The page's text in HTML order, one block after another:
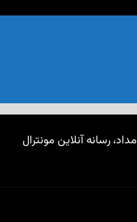
مداد، رسانه آنلاین مونترال